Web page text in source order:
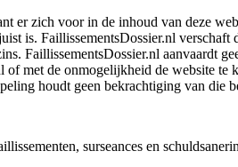
er zich voor in de inhoud van deze
is. FaillissementsDossier.nl
FaillissementsDossier.nl aanvaardt
of met de onmogelijkheid de website
houdt geen bekrachtiging van die
surseances en